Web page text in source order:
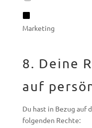
Marketing
8. Deine
auf
Du hast in Bezug auf
folgenden Rechte: